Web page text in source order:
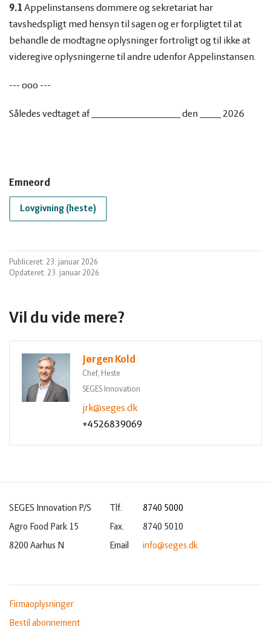
9.1 Appelinstansens dommere og sekretariat har
tavshedspligt med hensyn til sagen og er forpligtet til at
behandle de modtagne oplysninger fortroligt og til ikke at
videregive oplysningerne til andre udenfor Appelinstansen.
--- ooo ---
Således vedtaget af _____________________ den _____ 2026
Emneord
Lovgivning (heste)
Publiceret: 23. januar 2026
Opdateret: 23. januar 2026
Vil du vide mere?
Jørgen Kold
Chef, Heste
SEGES Innovation
jrk@seges.dk
+4526839069
SEGES Innovation P/S
Agro Food Park 15
8200 Aarhus N
Tlf.
8740 5000
Fax.
8740 5010
Email
info@seges.dk
Firmaoplysninger
Bestil abonnement